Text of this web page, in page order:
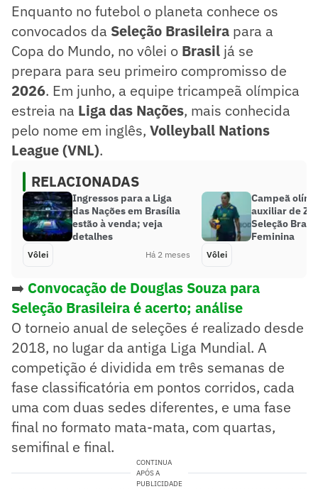
Enquanto no futebol o planeta conhece os
convocados da Seleção Brasileira para a
Copa do Mundo, no vôlei o Brasil já se
prepara para seu primeiro compromisso de
2026. Em junho, a equipe tricampeã olímpica
estreia na Liga das Nações, mais conhecida
pelo nome em inglês, Volleyball Nations
League (VNL).
RELACIONADAS
Ingressos para a Liga
das Nações em Brasília
estão à venda; veja
detalhes
Vôlei Há 2 meses
Campeã
auxiliar de Zé
Seleção
Feminina
Vôlei
➡️ Convocação de Douglas Souza para
Seleção Brasileira é acerto; análise
O torneio anual de seleções é realizado desde
2018, no lugar da antiga Liga Mundial. A
competição é dividida em três semanas de
fase classificatória em pontos corridos, cada
uma com duas sedes diferentes, e uma fase
final no formato mata-mata, com quartas,
semifinal e final.
CONTINUA
APÓS A
PUBLICIDADE